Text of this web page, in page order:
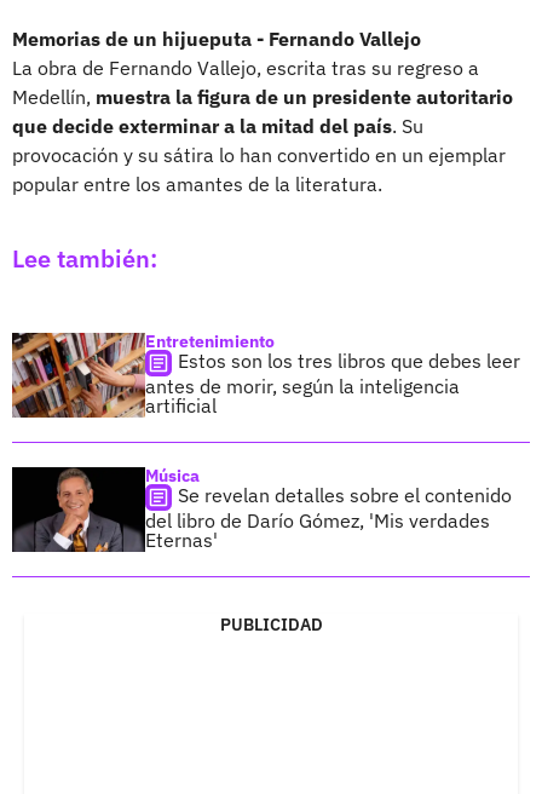
Memorias de un hijueputa - Fernando Vallejo
La obra de Fernando Vallejo, escrita tras su regreso a
Medellín, muestra la figura de un presidente autoritario
que decide exterminar a la mitad del país. Su
provocación y su sátira lo han convertido en un ejemplar
popular entre los amantes de la literatura.
Lee también:
Entretenimiento
Estos son los tres libros que debes leer
antes de morir, según la inteligencia
artificial
Música
Se revelan detalles sobre el contenido
del libro de Darío Gómez, 'Mis verdades
Eternas'
PUBLICIDAD